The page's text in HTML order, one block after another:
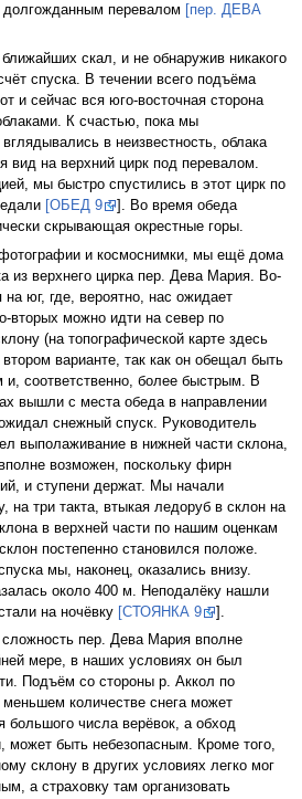
перевалом
[пер. ДЕВА
скал, и не обнаружив никакого
спуска. В течении всего подъёма
и сейчас вся юго-восточная сторона
К счастью, пока мы
в неизвестность, облака
вид на верхний цирк под перевалом.
мы быстро спустились в этот цирк по
[ОБЕД 9
]. Во время обеда
скрывающая окрестные горы.
и космоснимки, мы ещё дома
из верхнего цирка пер. Дева Мария. Во-
юг, где, вероятно, нас ожидает
вторых можно идти на север по
(на топографической карте здесь
варианте, так как он обещал быть
и, соответственно, более быстрым. В
вышли с места обеда в направлении
снежный спуск. Руководитель
выполаживание в нижней части склона,
возможен, поскольку фирн
и ступени держат. Мы начали
на три такта, втыкая ледоруб в склон на
в верхней части по нашим оценкам
постепенно становился положе.
мы, наконец, оказались внизу.
около 400 м. Неподалёку нашли
на ночёвку [СТОЯНКА 9
].
пер. Дева Мария вполне
мере, в наших условиях он был
Подъём со стороны р. Аккол по
количестве снега может
большого числа верёвок, а обход
может быть небезопасным. Кроме того,
склону в других условиях легко мог
а страховку там организовать